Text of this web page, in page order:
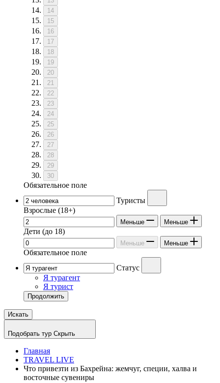
14
15
16
17
18
19
20
21
22
23
24
25
26
27
28
29
30
Обязательное поле
Туристы
Взрослые (18+)
Меньше Меньше
Дети (до 18)
Меньше Меньше
Обязательное поле
Статус
Я турагент
Я турист
Продолжить
Искать
Подобрать тур Скрыть
Главная
TRAVEL LIVE
Что привезти из Бахрейна: жемчуг, специи, халва и
восточные сувениры